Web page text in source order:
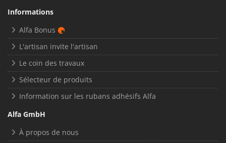
Informations
Alfa Bonus
L'artisan invite l'artisan
Le coin des travaux
Sélecteur de produits
Information sur les rubans adhésifs Alfa
Alfa GmbH
À propos de nous